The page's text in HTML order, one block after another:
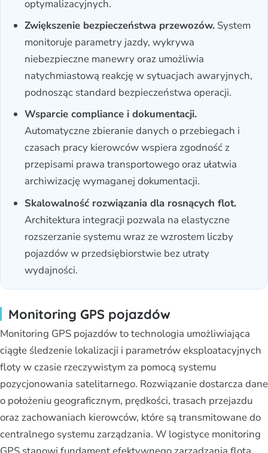
optymalizacyjnych.
Zwiększenie bezpieczeństwa przewozów. System
monitoruje parametry jazdy, wykrywa
niebezpieczne manewry oraz umożliwia
natychmiastową reakcję w sytuacjach awaryjnych,
podnosząc standard bezpieczeństwa operacji.
Wsparcie compliance i dokumentacji.
Automatyczne zbieranie danych o przebiegach i
czasach pracy kierowców wspiera zgodność z
przepisami prawa transportowego oraz ułatwia
archiwizację wymaganej dokumentacji.
Skalowalność rozwiązania dla rosnących flot.
Architektura integracji pozwala na elastyczne
rozszerzanie systemu wraz ze wzrostem liczby
pojazdów w przedsiębiorstwie bez utraty
wydajności.
Monitoring GPS pojazdów
Monitoring GPS pojazdów to technologia umożliwiająca
ciągłe śledzenie lokalizacji i parametrów eksploatacyjnych
floty w czasie rzeczywistym za pomocą systemu
pozycjonowania satelitarnego. Rozwiązanie dostarcza dane
o położeniu geograficznym, prędkości, trasach przejazdu
oraz zachowaniach kierowców, które są transmitowane do
centralnego systemu zarządzania. W logistyce monitoring